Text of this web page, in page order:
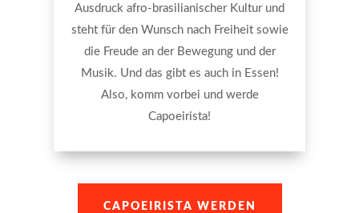
Ausdruck afro-brasilianischer Kultur und
steht für den Wunsch nach Freiheit sowie
die Freude an der Bewegung und der
Musik. Und das gibt es auch in Essen!
Also, komm vorbei und werde
Capoeirista!
CAPOEIRISTA WERDEN